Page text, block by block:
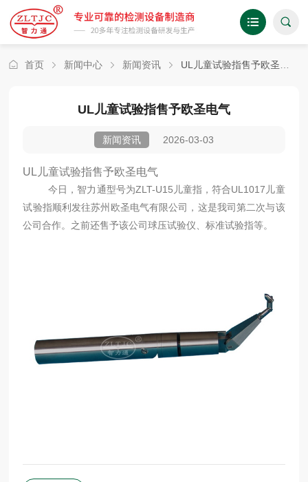
首页 新闻中心 新闻资讯 UL儿童试验指售予欧圣电气
UL儿童试验指售予欧圣电气
新闻资讯 2026-03-03
UL儿童试验指售予欧圣电气
今日，智力通型号为ZLT-U15儿童指，符合UL1017儿童
试验指顺利发往苏州欧圣电气有限公司，这是我司第二次与该
公司合作。之前还售予该公司球压试验仪、标准试验指等。